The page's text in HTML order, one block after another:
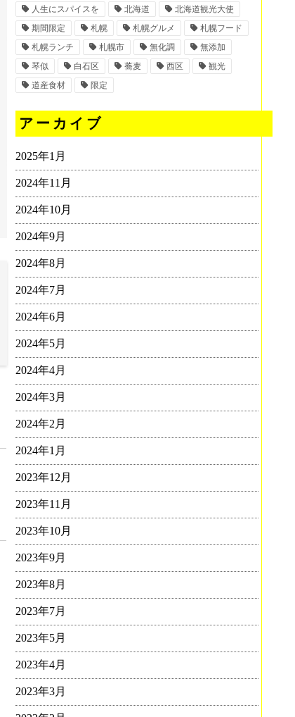
人生にスパイスを
北海道
北海道観光大使
期間限定
札幌 札幌グルメ
札幌フード
札幌ランチ
札幌市 無化調
無添加
琴似
白石区 蕎麦 西区
観光
道産食材
限定
アーカイブ
2025年1月
2024年11月
2024年10月
2024年9月
2024年8月
2024年7月
2024年6月
2024年5月
2024年4月
2024年3月
2024年2月
2024年1月
2023年12月
2023年11月
2023年10月
2023年9月
2023年8月
2023年7月
2023年5月
2023年4月
2023年3月